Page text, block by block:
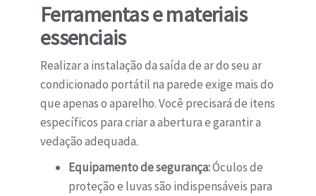
Ferramentas e materiais
essenciais
Realizar a instalação da saída de ar do seu ar
condicionado portátil na parede exige mais do
que apenas o aparelho. Você precisará de itens
específicos para criar a abertura e garantir a
vedação adequada.
Equipamento de segurança:Óculos de
proteção e luvas são indispensáveis para